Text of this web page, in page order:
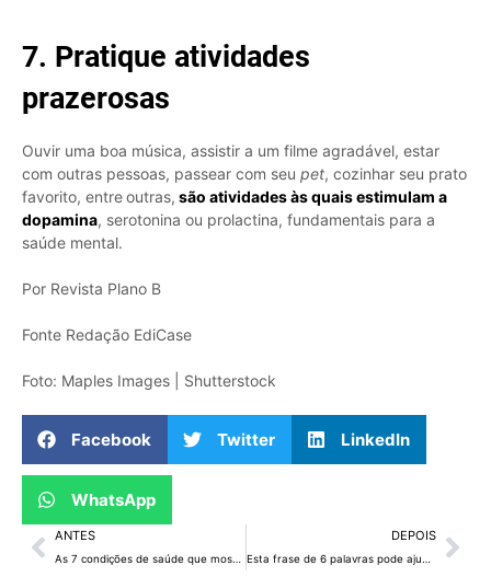
7. Pratique atividades
prazerosas
Ouvir uma boa música, assistir a um filme agradável, estar
com outras pessoas, passear com seu pet, cozinhar seu prato
favorito, entreoutras, são atividades às quais estimulam a
dopamina, serotonina ou prolactina, fundamentais para a
saúde mental.
Por Revista Plano B
Fonte Redação EdiCase
Foto: Maples Images | Shutterstock
Facebook Twitter LinkedIn
WhatsApp
ANTES DEPOIS